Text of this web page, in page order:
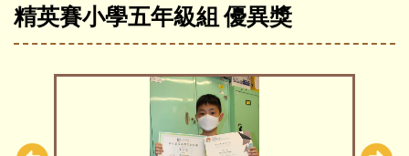
精英賽小學五年級組 優異獎